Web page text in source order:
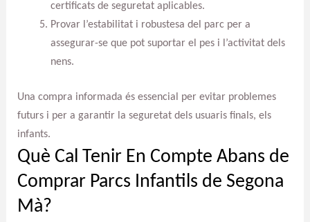
certificats de seguretat aplicables.
Provar l’estabilitat i robustesa del parc per a
assegurar-se que pot suportar el pes i l’activitat dels
nens.
Una compra informada és essencial per evitar problemes
futurs i per a garantir la seguretat dels usuaris finals, els
infants.
Què Cal Tenir En Compte Abans de
Comprar Parcs Infantils de Segona
Mà?